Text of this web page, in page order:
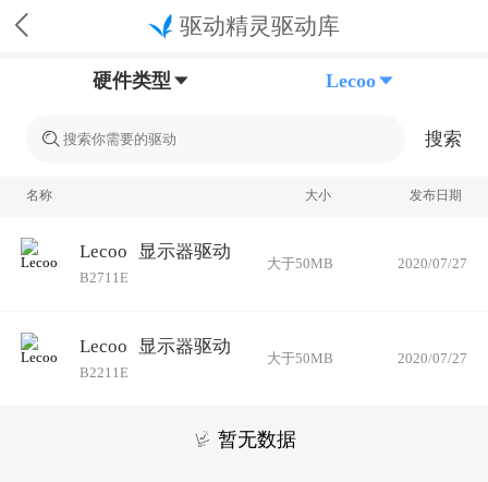
驱动精灵驱动库
硬件类型 Lecoo
搜索
名称 大小 发布日期
Lecoo 显示器驱动
B2711E
大于50MB 2020/07/27
Lecoo 显示器驱动
B2211E
大于50MB 2020/07/27
暂无数据